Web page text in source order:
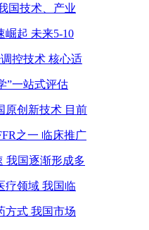
国技术、产业
崛起 未来5-10
控技术 核心适
”一站式评估
原创新技术 目前
之一 临床推广
我国逐渐形成多
疗领域 我国临
方式 我国市场